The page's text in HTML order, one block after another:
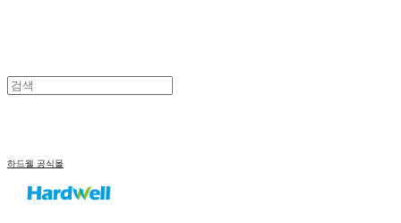
하드웰 공식몰